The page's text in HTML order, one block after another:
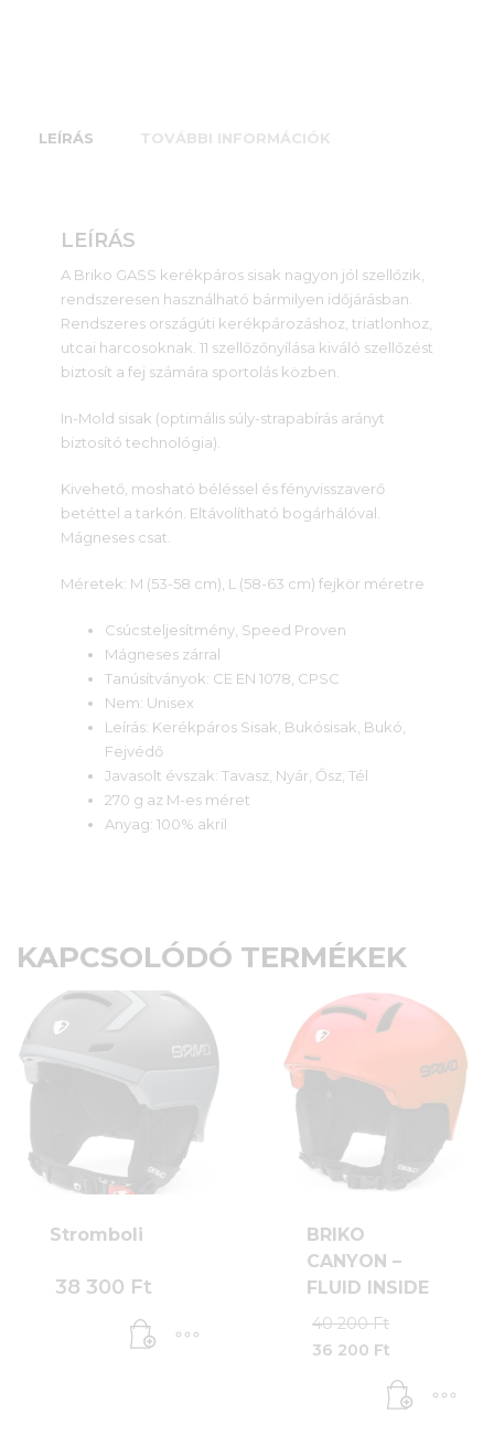
LEÍRÁS TOVÁBBI INFORMÁCIÓK
LEÍRÁS
A Briko GASS kerékpáros sisak nagyon jól szellőzik,
rendszeresen használható bármilyen időjárásban.
Rendszeres országúti kerékpározáshoz, triatlonhoz,
utcai harcosoknak. 11 szellőzőnyílása kiváló szellőzést
biztosít a fej számára sportolás közben.
In-Mold sisak (optimális súly-strapabírás arányt
biztosító technológia).
Kivehető, mosható béléssel és fényvisszaverő
betéttel a tarkón. Eltávolítható bogárhálóval.
Mágneses csat.
Méretek: M (53-58 cm), L (58-63 cm) fejkör méretre
Csúcsteljesítmény, Speed Proven
Mágneses zárral
Tanúsítványok: CE EN 1078, CPSC
Nem: Unisex
Leírás: Kerékpáros Sisak, Bukósisak, Bukó,
Fejvédő
Javasolt évszak: Tavasz, Nyár, Ősz, Tél
270 g az M-es méret
Anyag: 100% akril
KAPCSOLÓDÓ TERMÉKEK
Stromboli
38 300 Ft
BRIKO
CANYON –
FLUID INSIDE
40 200Ft
200 Ft.
36 200 Ft